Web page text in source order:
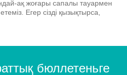
ақ жоғары сапалы тауармен
Егер сізді қызықтырса,
бюллетеньге